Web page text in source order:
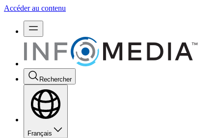
Accéder au contenu
Rechercher
Français